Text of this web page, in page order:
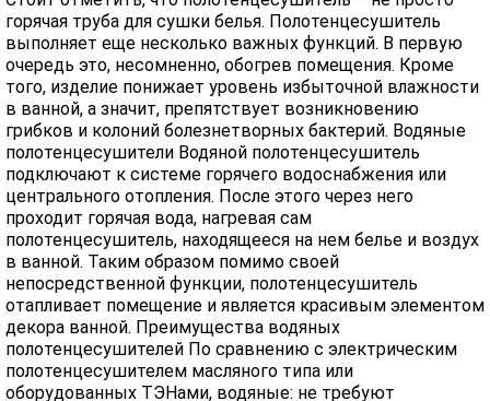
горячая труба для сушки белья. Полотенцесушитель
выполняет еще несколько важных функций. В первую
очередь это, несомненно, обогрев помещения. Кроме
того, изделие понижает уровень избыточной влажности
в ванной, а значит, препятствует возникновению
грибков и колоний болезнетворных бактерий. Водяные
полотенцесушители Водяной полотенцесушитель
подключают к системе горячего водоснабжения или
центрального отопления. После этого через него
проходит горячая вода, нагревая сам
полотенцесушитель, находящееся на нем белье и воздух
в ванной. Таким образом помимо своей
непосредственной функции, полотенцесушитель
отапливает помещение и является красивым элементом
декора ванной. Преимущества водяных
полотенцесушителей По сравнению с электрическим
полотенцесушителем масляного типа или
оборудованных ТЭНами, водяные: не требуют